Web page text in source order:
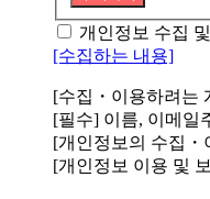
개인정보 수집
[수집하는 내용]
[수집・이용하려는
[필수] 이름, 이메일
[개인정보의 수집・
[개인정보 이용 및